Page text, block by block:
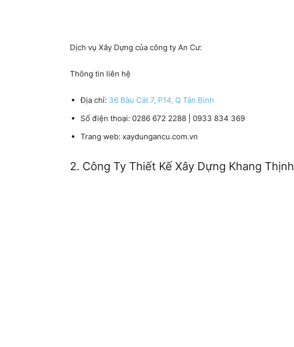
Dịch vụ Xây Dựng của công ty An Cư:
Thông tin liên hệ
Địa chỉ: 36 Bàu Cát 7, P14, Q Tân Bình
Số điện thoại: 0286 672 2288 | 0933 834 369
Trang web: xaydungancu.com.vn
2. Công Ty Thiết Kế Xây Dựng Khang Thịnh